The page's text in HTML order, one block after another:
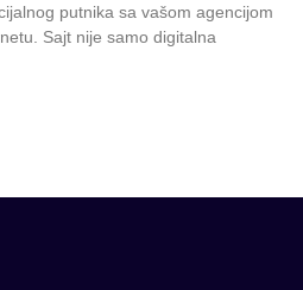
putnika sa vašom agencijom
Sajt nije samo digitalna